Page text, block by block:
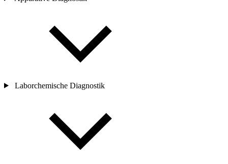
Laborchemische Diagnostik